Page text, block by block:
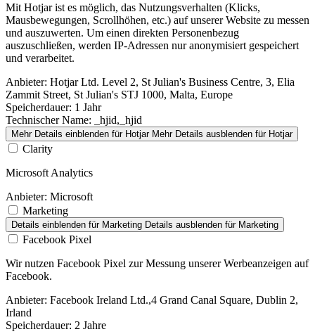
Mit Hotjar ist es möglich, das Nutzungsverhalten (Klicks,
Mausbewegungen, Scrollhöhen, etc.) auf unserer Website zu messen
und auszuwerten. Um einen direkten Personenbezug
auszuschließen, werden IP-Adressen nur anonymisiert gespeichert
und verarbeitet.
Anbieter: Hotjar Ltd. Level 2, St Julian's Business Centre, 3, Elia
Zammit Street, St Julian's STJ 1000, Malta, Europe
Speicherdauer: 1 Jahr
Technischer Name: _hjid,_hjid
Mehr Details einblenden für Hotjar Mehr Details ausblenden für Hotjar
Clarity
Microsoft Analytics
Anbieter: Microsoft
Marketing
Details einblenden für Marketing Details ausblenden für Marketing
Facebook Pixel
Wir nutzen Facebook Pixel zur Messung unserer Werbeanzeigen auf
Facebook.
Anbieter: Facebook Ireland Ltd.,4 Grand Canal Square, Dublin 2,
Irland
Speicherdauer: 2 Jahre